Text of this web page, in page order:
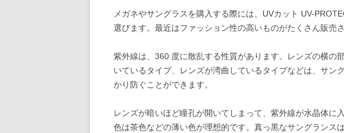
メガネやサングラスを購入する際には、UVカット UV-
選びます。最近はファッション性の高いものがたくさん販売さ
紫外線は、360 度に散乱する性質があります。レンズの横の
いているタイプ、レンズが湾曲しているタイプなどは、サン
かり防ぐことができます。
レンズが暗いほど瞳孔が開いてしまって、紫外線が水晶体に
色は茶色などの薄い色が理想的です。真っ黒なサングランスは